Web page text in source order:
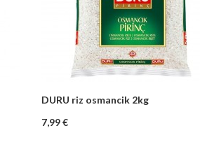
DURU riz osmancik 2kg
Prix
7,99 €
– + Ajouter au panier